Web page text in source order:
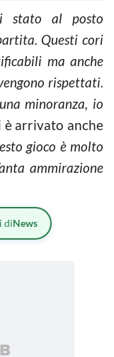
stato al posto
Questi cori
ma anche
rispettati.
minoranza, io
è arrivato anche
gioco è molto
ammirazione
diNews